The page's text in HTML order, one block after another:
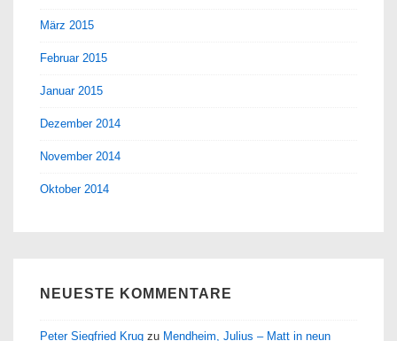
März 2015
Februar 2015
Januar 2015
Dezember 2014
November 2014
Oktober 2014
NEUESTE KOMMENTARE
Peter Siegfried Krug zu Mendheim, Julius – Matt in neun